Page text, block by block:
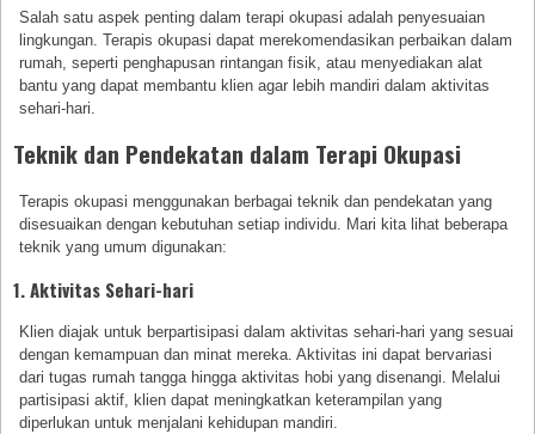
Salah satu aspek penting dalam terapi okupasi adalah penyesuaian
lingkungan. Terapis okupasi dapat merekomendasikan perbaikan dalam
rumah, seperti penghapusan rintangan fisik, atau menyediakan alat
bantu yang dapat membantu klien agar lebih mandiri dalam aktivitas
sehari-hari.
Teknik dan Pendekatan dalam Terapi Okupasi
Terapis okupasi menggunakan berbagai teknik dan pendekatan yang
disesuaikan dengan kebutuhan setiap individu. Mari kita lihat beberapa
teknik yang umum digunakan:
1. Aktivitas Sehari-hari
Klien diajak untuk berpartisipasi dalam aktivitas sehari-hari yang sesuai
dengan kemampuan dan minat mereka. Aktivitas ini dapat bervariasi
dari tugas rumah tangga hingga aktivitas hobi yang disenangi. Melalui
partisipasi aktif, klien dapat meningkatkan keterampilan yang
diperlukan untuk menjalani kehidupan mandiri.